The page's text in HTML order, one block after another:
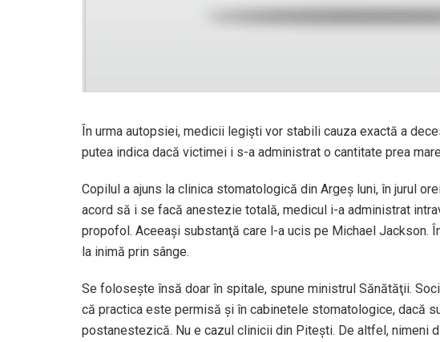
În urma autopsiei, medicii legişti vor stabili cauza exactă a
putea indica dacă victimei i s-a administrat o cantitate prea
Copilul a ajuns la clinica stomatologică din Argeş luni, în jurul
acord să i se facă anestezie totală, medicul i-a administrat
propofol. Aceeaşi substanţă care l-a ucis pe Michael Jackson.
la inimă prin sânge.
Se foloseşte însă doar în spitale, spune ministrul Sănătăţii.
că practica este permisă şi în cabinetele stomatologice, dacă
postanestezică. Nu e cazul clinicii din Piteşti. De altfel, nimeni